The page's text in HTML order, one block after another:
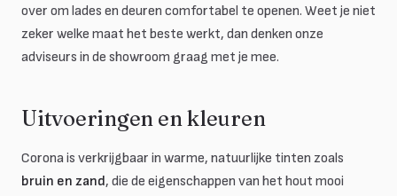
over om lades en deuren comfortabel te openen. Weet je niet
zeker welke maat het beste werkt, dan denken onze
adviseurs in de showroom graag met je mee.
Uitvoeringen en kleuren
Corona is verkrijgbaar in warme, natuurlijke tinten zoals
bruin en zand, die de eigenschappen van het hout mooi